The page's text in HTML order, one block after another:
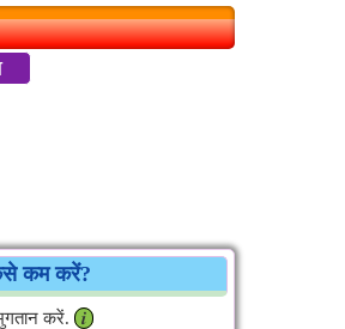
कम करें?
करें.
𝒊